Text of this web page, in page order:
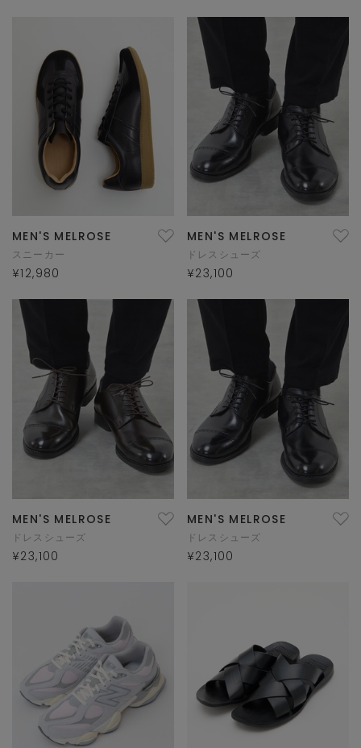
MEN'S MELROSE
スニーカー
¥12,980
MEN'S MELROSE
ドレスシューズ
¥23,100
MEN'S MELROSE
ドレスシューズ
¥23,100
MEN'S MELROSE
ドレスシューズ
¥23,100